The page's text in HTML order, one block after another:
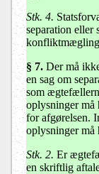
Stk. 4.
separation eller
§ 7. Der må
en sag om
som
oplysninger
for afgørelsen.
oplysninger
Stk. 2. Er
en skriftlig